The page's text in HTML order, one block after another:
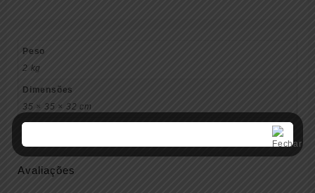
Peso
2 kg
Dimensões
35 × 35 × 32 cm
Avaliações